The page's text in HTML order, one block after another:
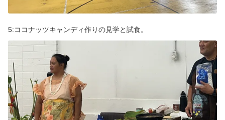
5:ココナッツキャンディ作りの見学と試食。